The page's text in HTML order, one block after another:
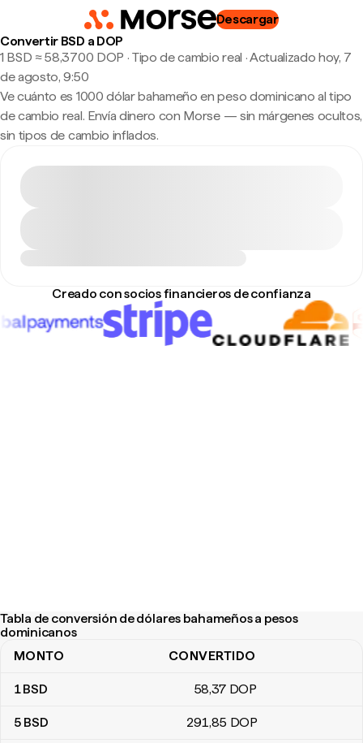
Descargar
Convertir BSD a DOP
1 BSD ≈ 58,3700 DOP · Tipo de cambio real ·Actualizado hoy, 7
de agosto, 9:50
Ve cuánto es 1000 dólar bahameño en peso dominicano al tipo
de cambio real. Envía dinero con Morse — sin márgenes ocultos,
sin tipos de cambio inflados.
Creado con socios financieros de confianza
Tabla de conversión de dólares bahameños a pesos
dominicanos
Tabla de conversión de dólares bahameños a pesos
MONTO CONVERTIDO
1BSD 58,37 DOP
5 BSD 291,85 DOP